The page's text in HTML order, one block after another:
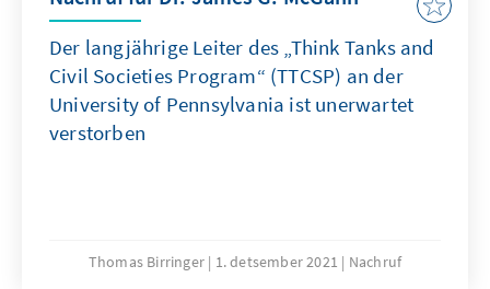
Der langjährige Leiter des „Think Tanks and
Civil Societies Program“ (TTCSP) an der
University of Pennsylvania ist unerwartet
verstorben
Thomas Birringer 1. detsember 2021 Nachruf